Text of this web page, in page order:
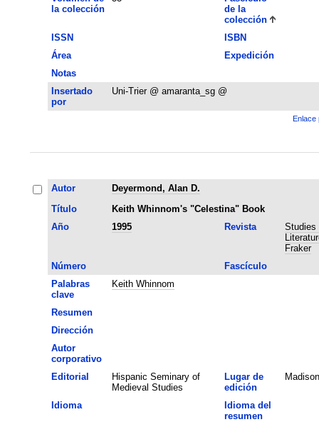
la colección
de la
colección
ISSN
ISBN
Área
Expedición
Notas
Insertado
por
Uni-Trier @ amaranta_sg @
Enlace
Autor
Deyermond, Alan D.
Título
Keith Whinnom's "Celestina" Book
Año
1995 Revista
Studies
Fraker
Número
Fascículo
Palabras
clave
Keith Whinnom
Resumen
Dirección
Autor
corporativo
Editorial
Hispanic Seminary of
Medieval Studies
Lugar de
edición
Madison
Idioma
Idioma del
resumen